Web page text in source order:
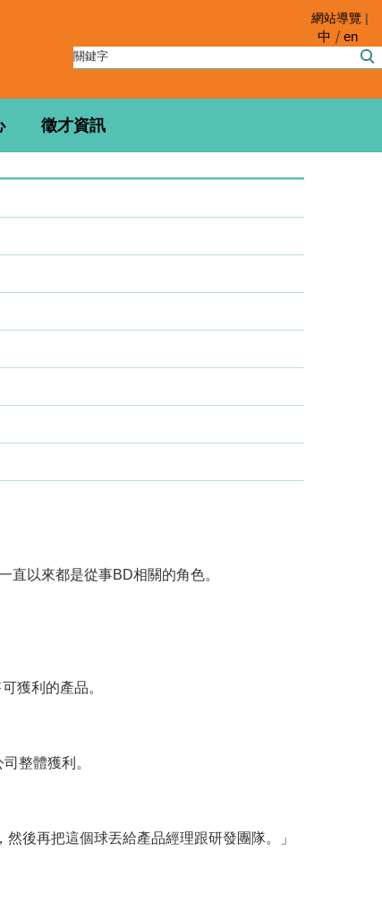
網站導覽 |
中 en
徵才資訊
以來都是從事BD相關的角色。
獲利的產品。
整體獲利。
後再把這個球丟給產品經理跟研發團隊。」